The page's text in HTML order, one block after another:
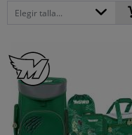
Elegir talla...